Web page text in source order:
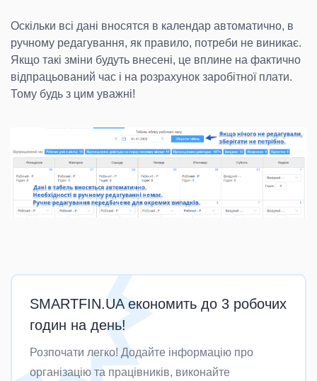
Оскільки всі дані вносятся в календар автоматично, в
ручному редагування, як правило, потреби не виникає.
Якщо такі зміни будуть внесені, це вплине на фактично
відпрацьований час і на розрахунок заробітної плати.
Тому будь з цим уважні!
SMARTFIN.UA економить до 3 робочих
годин на день!
Розпочати легко! Додайте інформацію про
організацію та працівників, виконайте